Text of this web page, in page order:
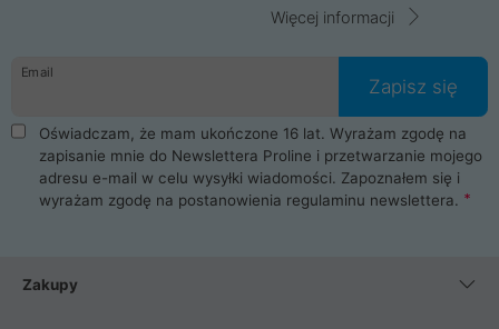
Więcej informacji
Email
Zapisz się
Oświadczam, że mam ukończone 16 lat. Wyrażam zgodę na
zapisanie mnie do Newslettera Proline i przetwarzanie mojego
adresu e-mail w celu wysyłki wiadomości. Zapoznałem się i
wyrażam zgodę na postanowienia regulaminu newslettera.
Zakupy